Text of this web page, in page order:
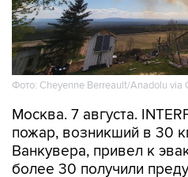
Фото: Cheyenne Berreault/Anadolu via
Москва. 7 августа.
пожар, возникший в 30
Ванкувера, привел к
более 30 получили